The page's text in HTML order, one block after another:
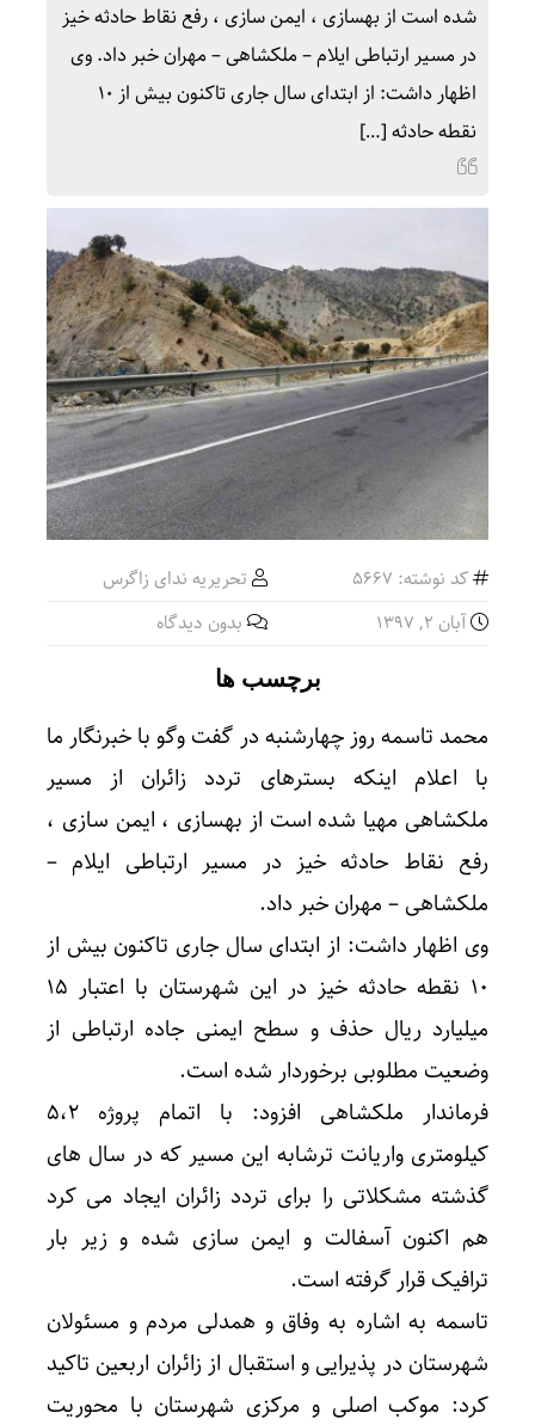
شده است از بهسازی ، ایمن سازی ، رفع نقاط حادثه خیز
در مسیر ارتباطی ایلام – ملکشاهی – مهران خبر داد. وی
اظهار داشت: از ابتدای سال جاری تاکنون بیش از ۱۰
نقطه حادثه […]
کد نوشته: 5667
تحریریه ندای زاگرس
آبان ۲, ۱۳۹۷
بدون دیدگاه
برچسب ها
محمد تاسمه روز چهارشنبه در گفت وگو با خبرنگار ما
با اعلام اینکه بسترهای تردد زائران از مسیر
ملکشاهی مهیا شده است از بهسازی ، ایمن سازی ،
رفع نقاط حادثه خیز در مسیر ارتباطی ایلام –
ملکشاهی – مهران خبر داد.
وی اظهار داشت: از ابتدای سال جاری تاکنون بیش از
۱۰ نقطه حادثه خیز در این شهرستان با اعتبار ۱۵
میلیارد ریال حذف و سطح ایمنی جاده ارتباطی از
وضعیت مطلوبی برخوردار شده است.
فرماندار ملکشاهی افزود: با اتمام پروژه ۵،۲
کیلومتری واریانت ترشابه این مسیر که در سال های
گذشته مشکلاتی را برای تردد زائران ایجاد می کرد
هم اکنون آسفالت و ایمن سازی شده و زیر بار
ترافیک قرار گرفته است.
تاسمه به اشاره به وفاق و همدلی مردم و مسئولان
شهرستان در پذیرایی و استقبال از زائران اربعین تاکید
کرد: موکب اصلی و مرکزی شهرستان با محوریت